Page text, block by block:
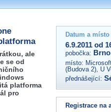
na e-mailu:
ale
se od
platforma
pro
Datum a
6.9.2011 od
pobočka: Brno
místo:
(Budova 2), U
přednášející:
Registrace na